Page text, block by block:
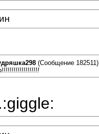
(Сообщение 182511)